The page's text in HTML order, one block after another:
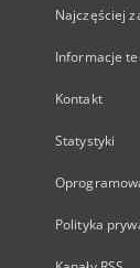
Najczęściej
Informacje
Kontakt
Statystyki
Polityka